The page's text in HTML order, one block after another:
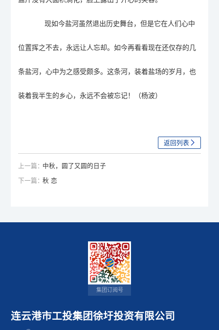
现如今盐河虽然退出历史舞台，但是它在人们心中
位置挥之不去，永远让人忘却。如今再看看现在还仅存的几
条盐河，心中为之感受颇多。这条河，装着盐场的岁月，也
装着我半生的乡心，永远不会被忘记！（杨波）
返回列表
上一篇：中秋，圆了又圆的日子
下一篇：秋 恋
集团订阅号
连云港市工投集团徐圩投资有限公司